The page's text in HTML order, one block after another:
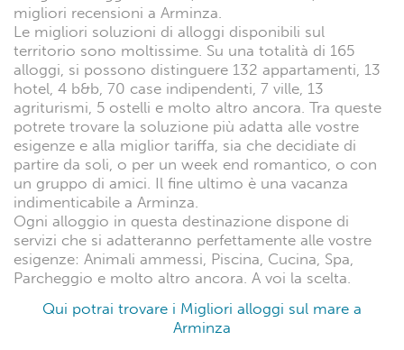
migliori recensioni a Arminza.
Le migliori soluzioni di alloggi disponibili sul
territorio sono moltissime. Su una totalità di 165
alloggi, si possono distinguere 132 appartamenti, 13
hotel, 4 b&b, 70 case indipendenti, 7 ville, 13
agriturismi, 5 ostelli e molto altro ancora. Tra queste
potrete trovare la soluzione più adatta alle vostre
esigenze e alla miglior tariffa, sia che decidiate di
partire da soli, o per un week end romantico, o con
un gruppo di amici. Il fine ultimo è una vacanza
indimenticabile a Arminza.
Ogni alloggio in questa destinazione dispone di
servizi che si adatteranno perfettamente alle vostre
esigenze: Animali ammessi, Piscina, Cucina, Spa,
Parcheggio e molto altro ancora. A voi la scelta.
Qui potrai trovare i Migliori alloggi sul mare a
Arminza